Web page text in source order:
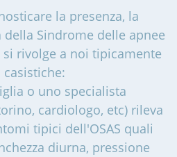
la presenza, la
Sindrome delle apnee
si rivolge a noi tipicamente
o uno specialista
cardiologo, etc) rileva
tipici dell'OSAS quali
diurna, pressione